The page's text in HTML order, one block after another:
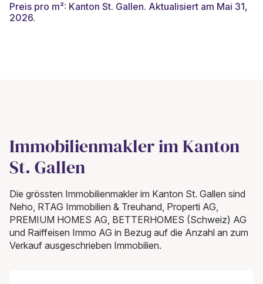
Preis pro m²: Kanton St. Gallen. Aktualisiert am Mai 31,
2026.
Immobilienmakler im Kanton
St. Gallen
Die grössten Immobilienmakler im Kanton St. Gallen sind
Neho, RTAG Immobilien & Treuhand, Properti AG,
PREMIUM HOMES AG, BETTERHOMES (Schweiz) AG
und Raiffeisen Immo AG in Bezug auf die Anzahl an zum
Verkauf ausgeschrieben Immobilien.